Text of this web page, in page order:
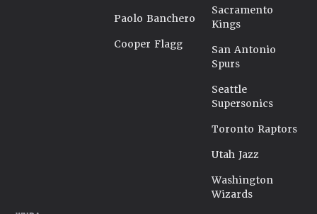
Paolo Banchero
Cooper Flagg
Sacramento
Kings
San Antonio
Spurs
Seattle
Supersonics
Toronto Raptors
Utah Jazz
Washington
Wizards